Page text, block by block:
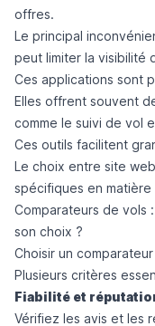
offres.
Le principal
peut limiter la visibilité
Ces applications sont
Elles offrent souvent
comme le suivi de vol
Ces outils facilitent
Le choix entre site
spécifiques en
Comparateurs de vols
son choix ?
Choisir un
Plusieurs critères
Fiabilité et
Vérifiez les avis et les